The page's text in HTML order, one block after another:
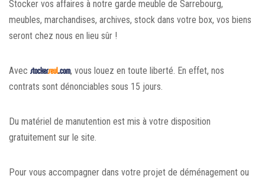
Stocker vos affaires à notre garde meuble de Sarrebourg,
meubles, marchandises, archives, stock dans votre box, vos biens
seront chez nous en lieu sûr !
Avec stockerseul.com, vous louez en toute liberté. En effet, nos
contrats sont dénonciables sous 15 jours.
Du matériel de manutention est mis à votre disposition
gratuitement sur le site.
Pour vous accompagner dans votre projet de déménagement ou